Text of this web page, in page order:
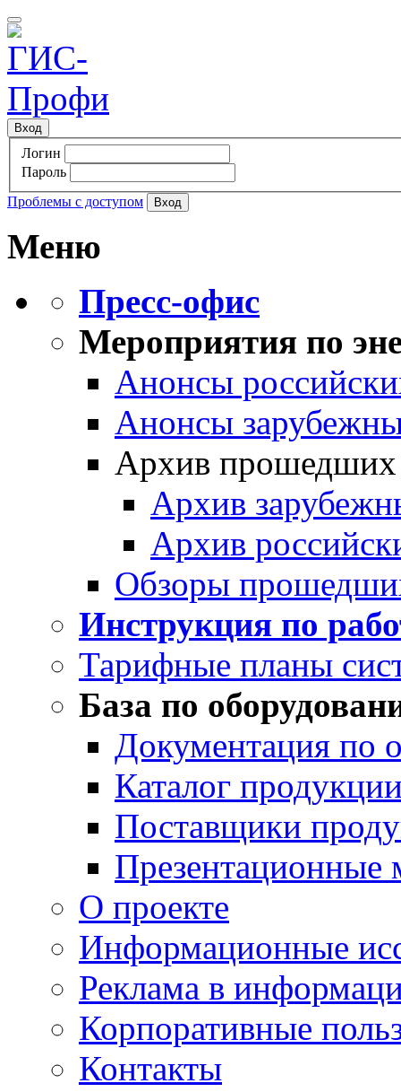
Вход
Логин
Пароль
Проблемы с доступом
Меню
Пресс-офис
Мероприятия по
Анонсы
Анонсы
Архив прошедших
Архив
Архив
Обзоры
Инструкция по
Тарифные планы
База по
Документация по
Каталог
Поставщики
Презентационные
О проекте
Информационные
Реклама в
Корпоративные
Контакты